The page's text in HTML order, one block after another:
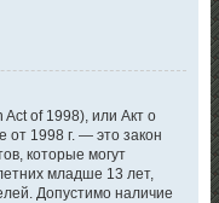
Act of 1998), или Акт о
от 1998 г. — это закон
которые могут
младше 13 лет,
Допустимо наличие